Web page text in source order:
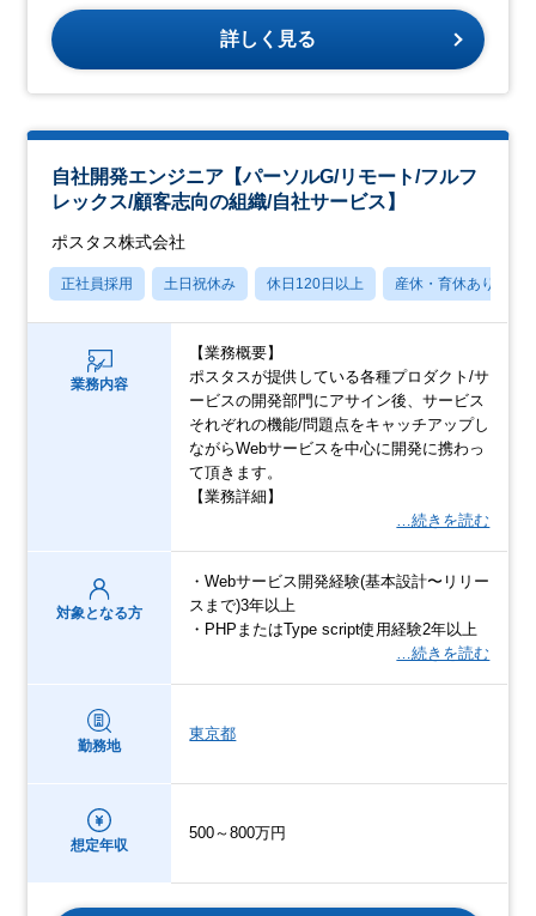
詳しく見る
自社開発エンジニア【パーソルG/リモート/フルフ
レックス/顧客志向の組織/自社サービス】
ポスタス株式会社
正社員採用 土日祝休み 休日120日以上 産休・育休あり
業務内容
【業務概要】
ポスタスが提供している各種プロダクト/サ
ービスの開発部門にアサイン後、サービス
それぞれの機能/問題点をキャッチアップし
ながらWebサービスを中心に開発に携わっ
て頂きます。
【業務詳細】
…続きを読む
対象となる方
・Webサービス開発経験(基本設計〜リリー
スまで)3年以上
・PHPまたはType script使用経験2年以上
…続きを読む
勤務地
東京都
想定年収
500～800万円